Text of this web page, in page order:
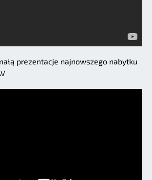
prezentacje najnowszego nabytku